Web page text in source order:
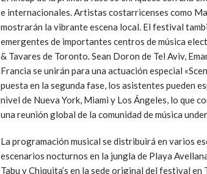
e internacionales. Artistas costarricenses como
mostrarán la vibrante escena local. El festival
emergentes de importantes centros de música
& Tavares de Toronto. Sean Doron de Tel Aviv,
Francia se unirán para una actuación especial
puesta en la segunda fase, los asistentes pueden
nivel de Nueva York, Miami y Los Ángeles, lo que
una reunión global de la comunidad de música
La programación musical se distribuirá en varios
escenarios nocturnos en la jungla de Playa
Tabu y Chiquita’s en la sede original del festival